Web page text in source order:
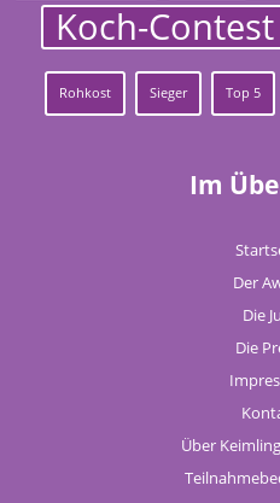
Koch-Contest
Rohkost Sieger Top 5
Im
Der
Die
Die
Über